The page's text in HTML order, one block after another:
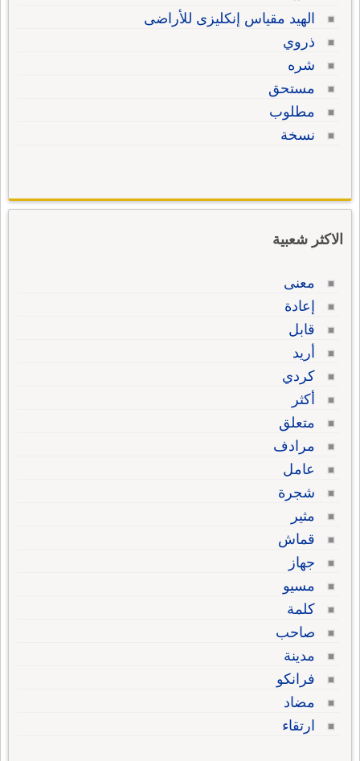
الهيد مقياس إنكليزى للأراضى
ذروي
شره
مستحق
مطلوب
نسخة
الاكثر شعبية
معنى
إعادة
قابل
أريد
كردي
أكثر
متعلق
مرادف
عامل
شجرة
مثير
قماش
جهاز
مسيو
كلمة
صاحب
مدينة
فرانكو
مضاد
ارتقاء